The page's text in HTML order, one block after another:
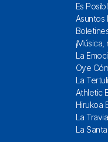
Es
Asuntos
La
Oye
La
Athletic
Hirukoa
La
La